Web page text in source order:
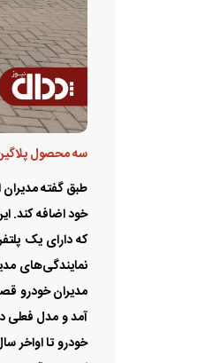
سه محصول
نمایندگی‌های
آمد و مدل فعلی